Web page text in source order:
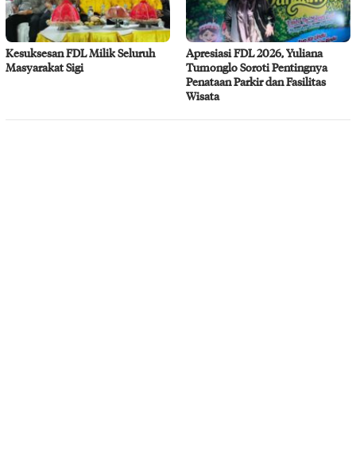
Kesuksesan FDL Milik Seluruh
Masyarakat Sigi
Apresiasi FDL 2026, Yuliana
Tumonglo Soroti Pentingnya
Penataan Parkir dan Fasilitas
Wisata